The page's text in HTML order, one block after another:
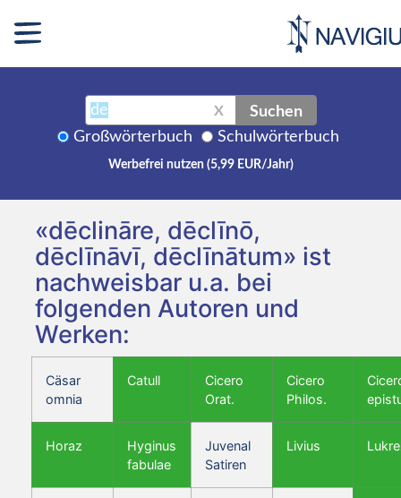
X Suchen
Großwörterbuch Schulwörterbuch
Werbefrei nutzen (5,99 EUR/Jahr)
«dēclināre, dēclīnō,
dēclīnāvī, dēclīnātum» ist
nachweisbar u.a. bei
folgenden Autoren und
Werken:
Cäsar
omnia
Catull
Cicero
Orat.
Cicero
Philos.
Horaz
Hyginus
fabulae
Juvenal
Satiren
Livius